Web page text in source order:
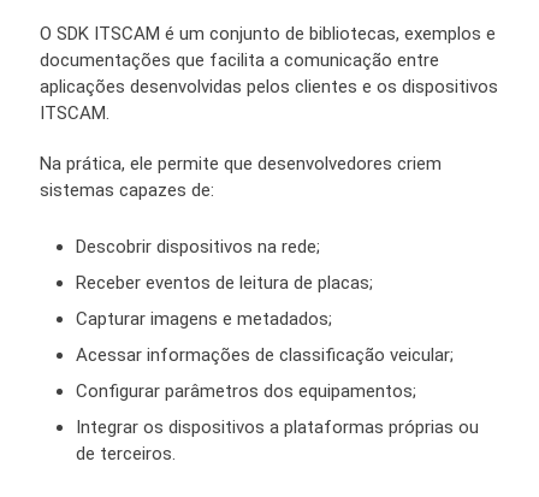
O SDK ITSCAM é um conjunto de bibliotecas, exemplos e
documentações que facilita a comunicação entre
aplicações desenvolvidas pelos clientes e os dispositivos
ITSCAM.
Na prática, ele permite que desenvolvedores criem
sistemas capazes de:
Descobrir dispositivos na rede;
Receber eventos de leitura de placas;
Capturar imagens e metadados;
Acessar informações de classificação veicular;
Configurar parâmetros dos equipamentos;
Integrar os dispositivos a plataformas próprias ou
de terceiros.